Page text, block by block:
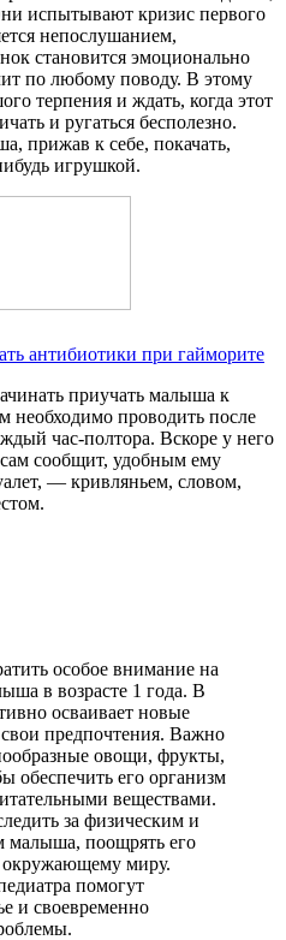
испытывают кризис первого
непослушанием,
становится эмоционально
по любому поводу. В этому
терпения и ждать, когда этот
и ругаться бесполезно.
прижав к себе, покачать,
игрушкой.
антибиотики при гайморите
приучать малыша к
необходимо проводить после
час-полтора. Вскоре у него
сообщит, удобным ему
— кривляньем, словом,
особое внимание на
в возрасте 1 года. В
осваивает новые
предпочтения. Важно
овощи, фрукты,
обеспечить его организм
веществами.
за физическим и
малыша, поощрять его
окружающему миру.
помогут
и своевременно